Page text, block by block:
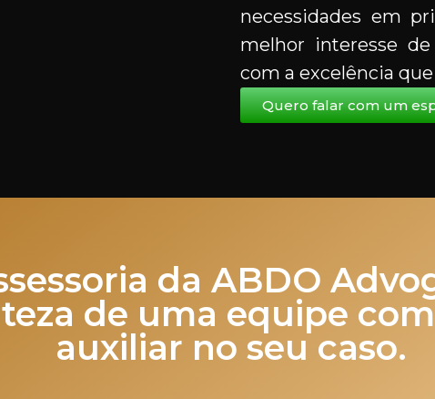
necessidades em
melhor interesse
com a excelência
Quero falar com um
da ABDO
de uma equipe
auxiliar no seu caso.